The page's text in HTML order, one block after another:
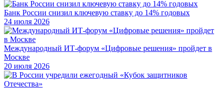
Банк России снизил ключевую ставку до 14% годовых
24 июля 2026
Международный ИТ-форум «Цифровые решения» пройдет в
Москве
20 июля 2026